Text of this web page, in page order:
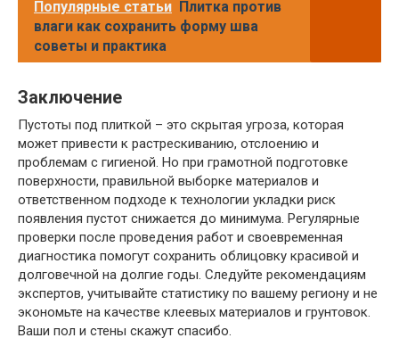
Популярные статьи Плитка против
влаги как сохранить форму шва
советы и практика
Заключение
Пустоты под плиткой – это скрытая угроза, которая
может привести к растрескиванию, отслоению и
проблемам с гигиеной. Но при грамотной подготовке
поверхности, правильной выборке материалов и
ответственном подходе к технологии укладки риск
появления пустот снижается до минимума. Регулярные
проверки после проведения работ и своевременная
диагностика помогут сохранить облицовку красивой и
долговечной на долгие годы. Следуйте рекомендациям
экспертов, учитывайте статистику по вашему региону и не
экономьте на качестве клеевых материалов и грунтовок.
Ваши пол и стены скажут спасибо.